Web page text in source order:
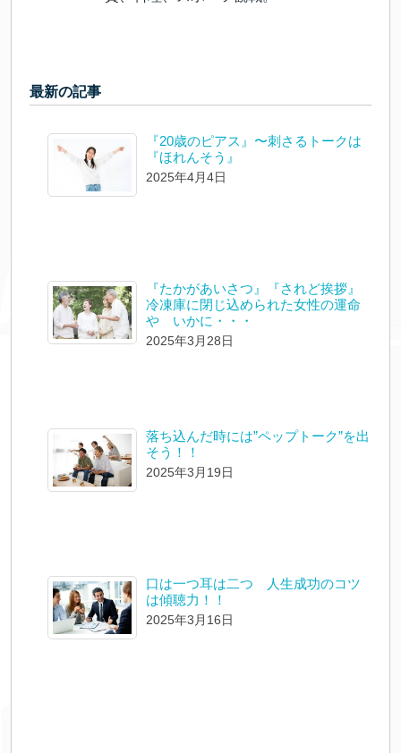
最新の記事
『20歳のピアス』〜刺さるトークは
『ほれんそう』
2025年4月4日
『たかがあいさつ』『されど挨拶』
冷凍庫に閉じ込められた女性の運命
や いかに・・・
2025年3月28日
落ち込んだ時には”ペップトーク”を出
そう！！
2025年3月19日
口は一つ耳は二つ 人生成功のコツ
は傾聴力！！
2025年3月16日